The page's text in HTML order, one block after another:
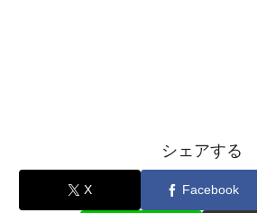
シェアする
X Facebook